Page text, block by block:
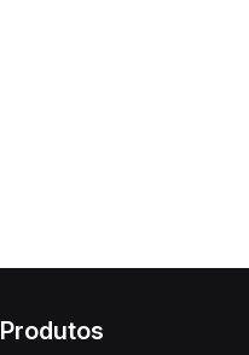
Produtos